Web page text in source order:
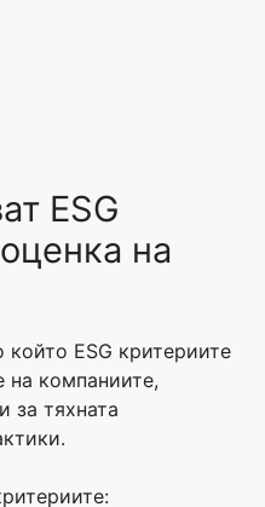
ESG
на
който ESG критериите
на компаниите,
за тяхната